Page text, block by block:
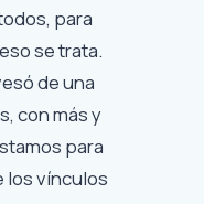
para
se trata.
de una
con más y
para
los vínculos